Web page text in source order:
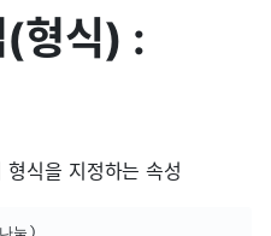
(형식) :
식을 지정하는 속성
눔)